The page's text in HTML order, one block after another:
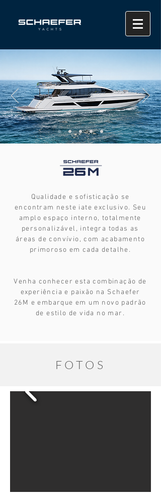
Qualidade e sofisticação se
encontram neste iate exclusivo. Seu
amplo espaço interno, totalmente
personalizável, integra todas as
áreas de convívio, com acabamento
primoroso em cada detalhe.
Venha conhecer esta combinação de
experiência e paixão na Schaefer
26M e embarque em um novo padrão
de estilo de vida no mar.
FOTOS